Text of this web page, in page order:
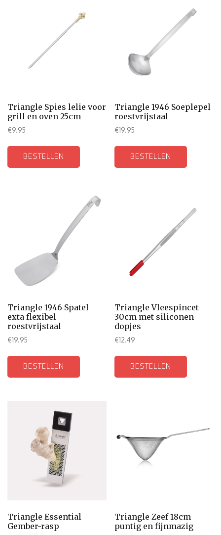
Triangle Spies lelie voor
grill en oven 25cm
€9.95
BESTELLEN
Triangle 1946 Soeplepel
roestvrijstaal
€19.95
BESTELLEN
Triangle 1946 Spatel
exta flexibel
roestvrijstaal
€19.95
BESTELLEN
Triangle Vleespincet
30cm met siliconen
dopjes
€12.49
BESTELLEN
Triangle Essential
Gember-rasp
Triangle Zeef 18cm
puntig en fijnmazig